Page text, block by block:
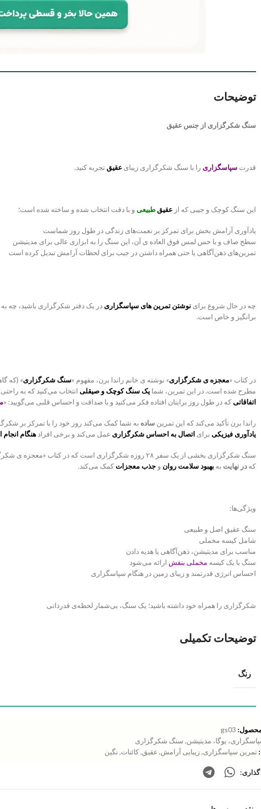
توضیحات
سنگ شکرگزاری از جنس عقیق
قدرت سپاسگزاری را با سنگ شکرگزاری زیبای عقیق تجربه کنید.
این سنگ کوچک و جیبی که از عقیق طبیعی و با دقت انتخاب شده و ساخته شده است؛
یادآوری آرامش بخش برای تمرکز بر نعمت‌های زندگی در طول روز شماست
سطح صاف و با حس لمس فوق العاده ی آن، این سنگ را به ابزاری عالی برای مدیتیشن
تمرین‌های ذهن‌آگاهی یا حتی همراه داشتن در جیب برای لحظات آرامش تبدیل کرده است
چه در حال شروع برای نوشتن تمرین های سپاسگزاری در یک دفتر شکرگزاری باشید، چه به
برانگیز و خاص است.
در کتاب «معجزه ی شکرگزاری» نوشته ی خانم راندا برن، مفهوم «سنگ شکرگزاری» (که
مطرح شده است. در این تمرین، شما یک سنگ کوچک و صیقلی انتخاب می‌کنید که به
اتفاقاتی که در طول روز برایتان افتاده فکر می‌کنید و با صداقت و احساس قلبی می‌گویید: «
راندا برن تأکید می‌کند که این تمرین ساده به شما کمک می‌کند روز خود را با تمرکز بر
یادآوری فیزیکی برای اتصال به احساس شکرگزاری عمل می‌کند و برخی افراد هنگام انجام
سنگ شکرگزاری بخشی از یک سفر ۲۸ روزه شکرگزاری است
که در نهایت به بهبود سلامت روان و جذب معجزات کمک می‌کند.
ویژگی‌ها:
سنگ عقیق اصل و طبیعی
شامل کیسه مخملی
مناسب برای مدیتیشن، ذهن‌آگاهی یا هدیه دادن
سنگ با یک کیسه مخملی بنفش ارائه می‌شود
احساس انرژی قدرتمند و زیبای زمین در هنگام سپاسگزاری
شکرگزاری را همراه خود داشته باشید؛ یک سنگ، بی‌شمار لحظه‌ی قدردانی
توضیحات تکمیلی
رنگ
gs03
یوگا، مدیتیشن, سنگ شکرگزاری
تمرین سپاسگزاری, زیبایی آرامش, عقیق,کائنات, نگین